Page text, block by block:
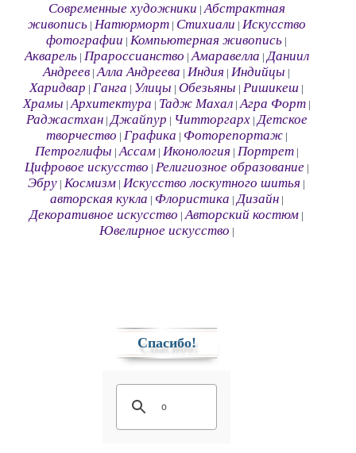
Современные художники |Абстрактная
живопись| Натюрморт| Стихиали Искусство
фотографии |Компьютерная живопись
Акварель| Прароссианство |Амаравелла |Даниил
Андреев |Алла Андреева |Индия |Индийцы
Харидвар |Ганга Улицы |Обезьяны |Ришикеш
Храмы |Архитектура Тадж Махал|Агра Форт|
Раджастхан|Джайпур Читторгарх|Детское
творчество Графика Фоторепортаж|
Петроглифы |Ассам| Иконология Портрет|
Цифровое искусство Религиозное образование|
Эбру |Космизм |Искусство лоскутного шитья
авторская кукла Флористика |Дизайн|
Декоративное искусство |Авторский костюм
Ювелирное искусство
Спасибо!